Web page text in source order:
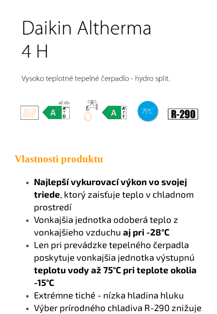
Vlastnosti produktu
Najlepší vykurovací výkon vo svojej
triede, ktorý zaisťuje teplo v chladnom
prostredí
Vonkajšia jednotka odoberá teplo z
vonkajšieho vzduchu aj pri -28°C
Len pri prevádzke tepelného čerpadla
poskytuje vonkajšia jednotka výstupnú
teplotu vodyaž 75°C pri teplote okolia
-15°C
Extrémne tiché - nízka hladina hluku
Výber prírodného chladiva R-290 znižuje